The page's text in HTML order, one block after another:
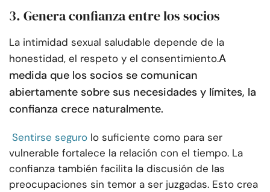
3. Genera confianza entre los socios
La intimidad sexual saludable depende de la
honestidad, el respeto y el consentimiento.A
medida que los socios se comunican
abiertamente sobre sus necesidades y límites, la
confianza crece naturalmente.
Sentirse seguro lo suficiente como para ser
vulnerable fortalece la relación con el tiempo. La
confianza también facilita la discusión de las
preocupaciones sin temor a ser juzgadas. Esto crea